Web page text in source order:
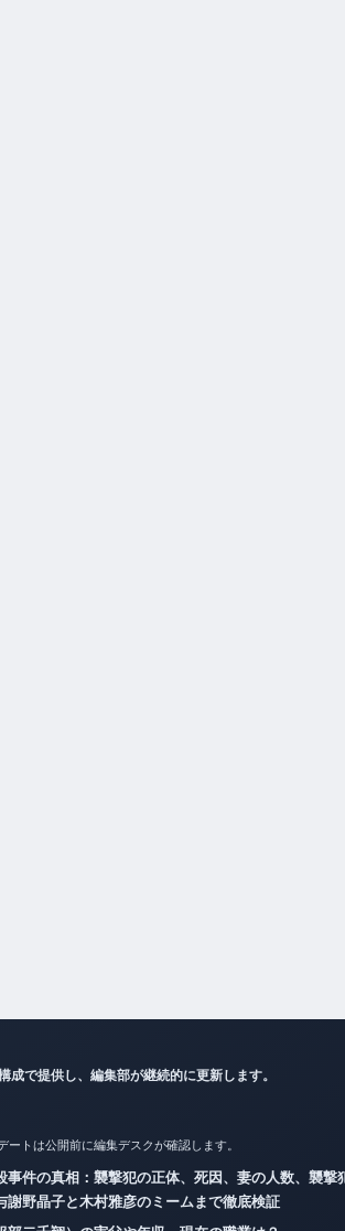
で提供し、編集部が継続的に更新します。
ートは公開前に編集デスクが確認します。
事件の真相：襲撃犯の正体、死因、妻の人数、襲撃犯
謝野晶子と木村雅彦のミームまで徹底検証
部二千翔）の実父や年収、現在の職業は？
妃の現在の状況：病名・治療経過・ウィリアム王子と